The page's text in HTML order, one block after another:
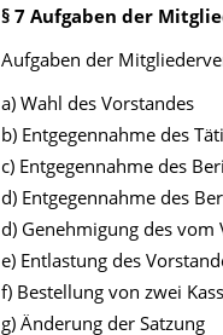
§ 7 Aufgaben der
Aufgaben der
a) Wahl des Vorstandes
b) Entgegennahme des
c) Entgegennahme des
d) Entgegennahme des
d) Genehmigung des
e) Entlastung des
f) Bestellung von zwei
g) Änderung der Satzung